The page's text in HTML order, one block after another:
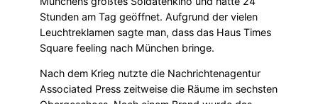
Stunden am Tag geöffnet. Aufgrund der vielen
Leuchtreklamen sagte man, dass das Haus Times
Square feeling nach München bringe.
Nach dem Krieg nutzte die Nachrichtenagentur
Associated Press zeitweise die Räume im sechsten